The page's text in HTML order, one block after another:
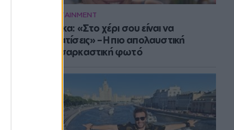
ENTERTAINMENT
Μπάρκα: «Στο χέρι σου είναι να
αδυνατίσεις» – Η πιο απολαυστική
αυτοσαρκαστική φωτό